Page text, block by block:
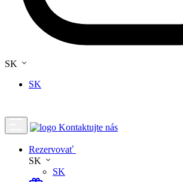
SK
SK
Kontaktujte nás
Rezervovať
SK
SK